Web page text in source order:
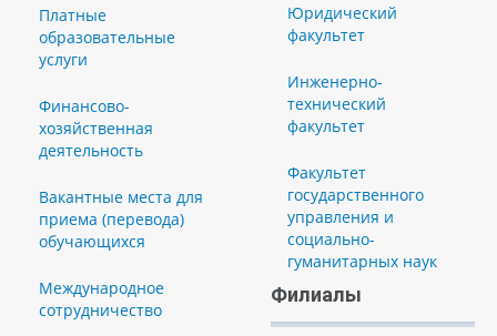
Платные
образовательные
услуги
Финансово-
хозяйственная
деятельность
Вакантные места для
приема (перевода)
обучающихся
Международное
сотрудничество
Юридический
факультет
Инженерно-
технический
факультет
Факультет
государственного
управления и
социально-
гуманитарных наук
Филиалы